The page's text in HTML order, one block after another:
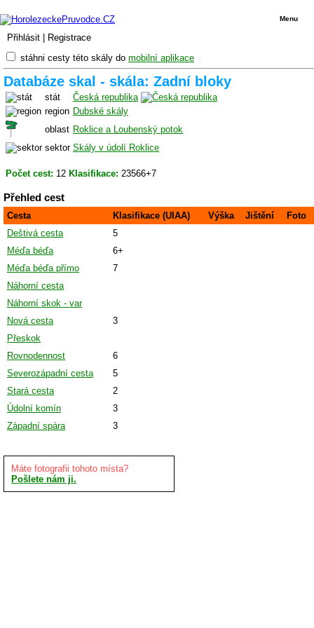
Přihlásit Registrace
Menu
stáhni cesty této skály do mobilní aplikace
Databáze skal - skála: Zadní bloky
stát
Česká republika
region Dubské skály
oblast Roklice a Loubenský potok
sektor Skály v údolí Roklice
Počet cest: 12 Klasifikace: 23566+7
Přehled cest
Cesta Klasifikace (UIAA) Výška Jištění
Foto
Deštivá cesta
5
Méďa béďa
6+
Méďa béďa přímo
7
Náhorní cesta
Náhorní skok - var
Nová cesta
3
Přeskok
Rovnodennost
6
Severozápadní cesta
5
Stará cesta
2
Údolní komín
3
Západní spára
3
Máte fotografii tohoto místa?
Pošlete nám ji.